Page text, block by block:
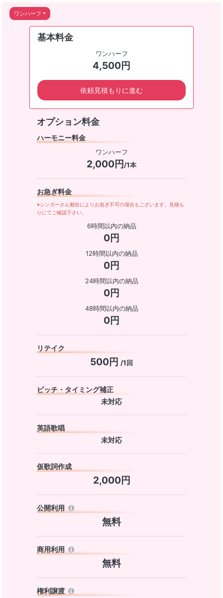
ワンハーフ
基本料金
ワンハーフ
4,500円
依頼見積もりに進む
オプション料金
ハーモニー料金
ワンハーフ
2,000円/1本
お急ぎ料金
※シンガーさん都合によりお急ぎ不可の場合もございます。見積も
りにてご確認下さい。
6時間以内の納品
0円
12時間以内の納品
0円
24時間以内の納品
0円
48時間以内の納品
0円
リテイク
500円 /1回
ピッチ・タイミング補正
未対応
英語歌唱
未対応
仮歌詞作成
2,000円
公開利用
無料
商用利用
無料
権利譲渡